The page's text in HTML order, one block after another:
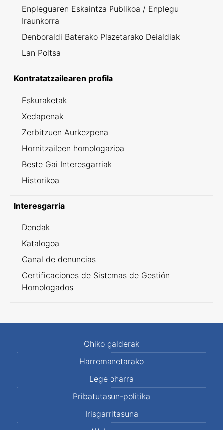
Enpleguaren Eskaintza Publikoa / Enplegu
Iraunkorra
Denboraldi Baterako Plazetarako Deialdiak
Lan Poltsa
Kontratatzailearen profila
Eskuraketak
Xedapenak
Zerbitzuen Aurkezpena
Hornitzaileen homologazioa
Beste Gai Interesgarriak
Historikoa
Interesgarria
Dendak
Katalogoa
Canal de denuncias
Certificaciones de Sistemas de Gestión
Homologados
Ohiko galderak
Harremanetarako
Lege oharra
Pribatutasun-politika
Irisgarritasuna